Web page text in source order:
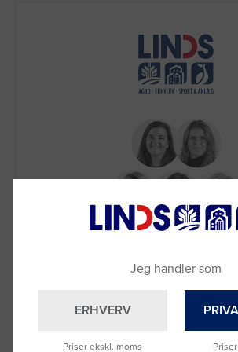
Vi sidder klar til at hjælpe
Du kan også kontakte din
–
se oversigten her
Jeg handler som
ERHVERV
Priser ekskl. moms